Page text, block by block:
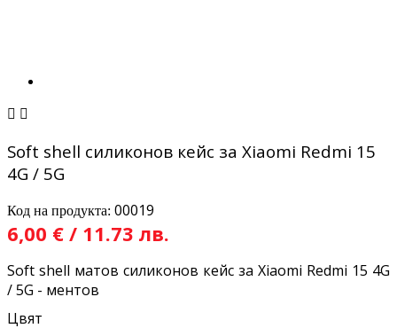
 
Soft shell силиконов кейс за Xiaomi Redmi 15
4G / 5G
Код на продукта: 00019
6,00 € / 11.73 лв.
Soft shell матов силиконов кейс за Xiaomi Redmi 15 4G
/ 5G - ментов
Цвят